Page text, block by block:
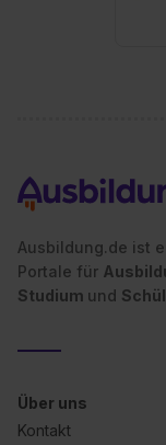
Ausbildung.de ist
Portale für
Studium und
Über uns
Kontakt